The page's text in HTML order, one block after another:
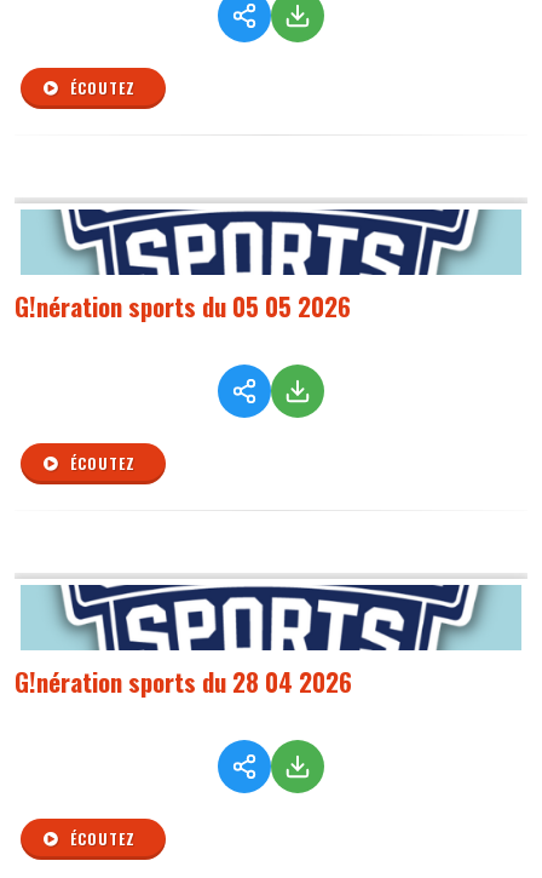
ÉCOUTEZ
G!nération sports du 05 05 2026
ÉCOUTEZ
G!nération sports du 28 04 2026
ÉCOUTEZ